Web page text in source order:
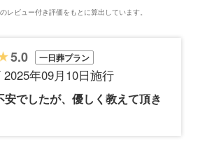
レビュー付き評価をもとに算出しています。
5.0 一日葬プラン
年09月10日施行
でしたが、優しく教えて頂き